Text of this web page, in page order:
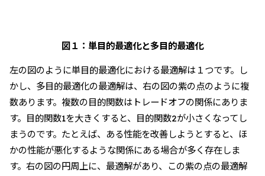
図１：単目的最適化と多目的最適化
左の図のように単目的最適化における最適解は１つです。し
かし、多目的最適化の最適解は、右の図の紫の点のように複
数あります。複数の目的関数はトレードオフの関係にありま
す。目的関数1を大きくすると、目的関数2が小さくなってし
まうのです。たとえば、ある性能を改善しようとすると、ほ
かの性能が悪化するような関係にある場合が多く存在しま
す。右の図の円周上に、最適解があり、この紫の点の最適解